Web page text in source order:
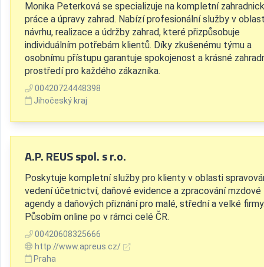
Monika Peterková se specializuje na kompletní
práce a úpravy zahrad. Nabízí profesionální služby v
návrhu, realizace a údržby zahrad, které přizpůsobuje
individuálním potřebám klientů. Díky zkušenému týmu a
osobnímu přístupu garantuje spokojenost a krásné
prostředí pro každého zákazníka.
00420724448398
Jihočeský kraj
A.P. REUS spol. s r.o.
Poskytuje kompletní služby pro klienty v oblasti
vedení účetnictví, daňové evidence a zpracování mzdové
agendy a daňových přiznání pro malé, střední a velké
Působím online po v rámci celé ČR.
00420608325666
http://www.apreus.cz/
Praha